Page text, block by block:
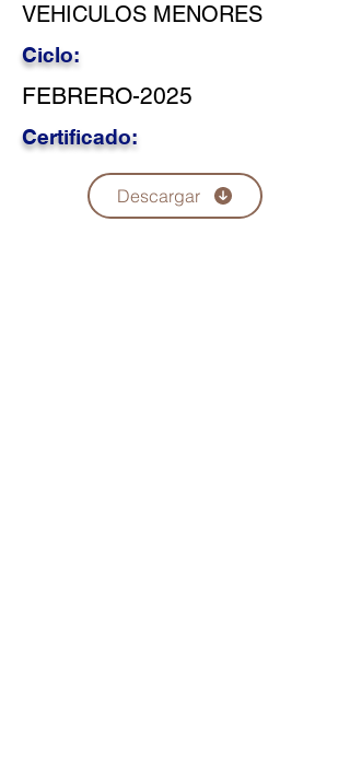
VEHICULOS MENORES
Ciclo:
FEBRERO-2025
Certificado:
Descargar